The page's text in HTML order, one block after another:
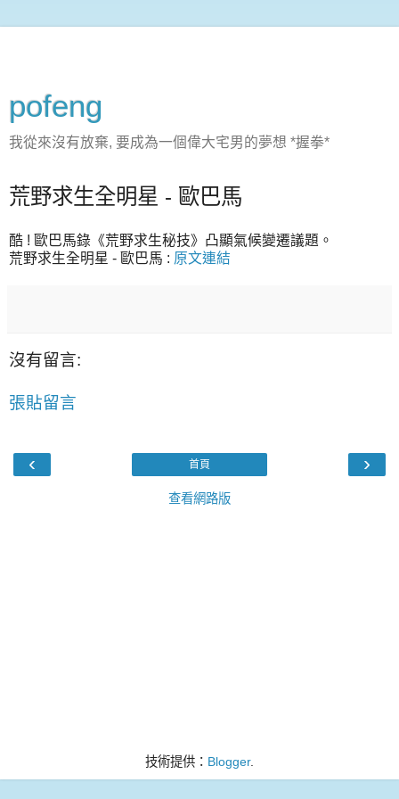
pofeng
我從來沒有放棄, 要成為一個偉大宅男的夢想 *握拳*
荒野求生全明星 - 歐巴馬
酷 ! 歐巴馬錄《荒野求生秘技》凸顯氣候變遷議題。
荒野求生全明星 - 歐巴馬 : 原文連結
沒有留言:
張貼留言
‹ ›
首頁
查看網路版
技術提供： Blogger.